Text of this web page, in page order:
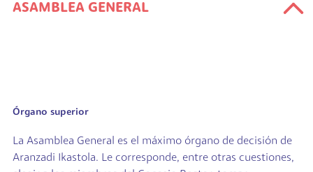
ASAMBLEA GENERAL
Órgano superior
La Asamblea General es el máximo órgano de decisión de
Aranzadi Ikastola. Le corresponde, entre otras cuestiones,